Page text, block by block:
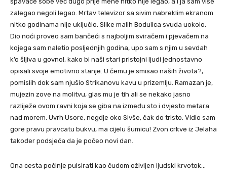
zalegao negoli legao. Mrtav televizor sa sivim nabreklim ekranom
nitko godinama nije uključio. Slike malih Bodulica svuda uokolo.
Dio noći proveo sam bančeći s najboljim sviračem i pjevačem na
kojega sam naletio posljednjih godina, upo sam s njim u sevdah
k’o šljiva u govno!, kako bi naši stari pristojni ljudi jednostavno
opisali svoje emotivno stanje. U čemu je smisao naših života?,
pomislih dok sam njušio Strikanovu kavu u prizemlju. Ramazan je,
mujezin zove na molitvu, glas mu je tih ali se nekako jasno
razliježe ovom ravni koja se giba na između sto i dvjesto metara
nad morem. Uvrh Usore, negdje oko Sivše, čak do tristo. Vidio sam
gore pravu pravcatu bukvu, ma cijelu šumicu! Zvon crkve iz Jelaha
također podsjeća da je počeo novi dan.
Ona cesta počinje pulsirati kao čudom oživljen ljudski krvotok…